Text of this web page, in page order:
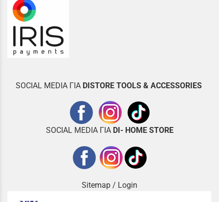
SOCIAL MEDIA ΓΙΑ DISTORE TOOLS & ACCESSORIES
SOCIAL MEDIA ΓΙΑ DI- HOME STORE
Sitemap / Login